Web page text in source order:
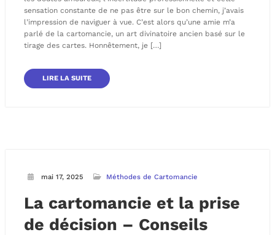
sensation constante de ne pas être sur le bon chemin, j’avais
l’impression de naviguer à vue. C’est alors qu’une amie m’a
parlé de la cartomancie, un art divinatoire ancien basé sur le
tirage des cartes. Honnêtement, je […]
LIRE LA SUITE
mai 17, 2025 Méthodes de Cartomancie
La cartomancie et la prise
de décision – Conseils